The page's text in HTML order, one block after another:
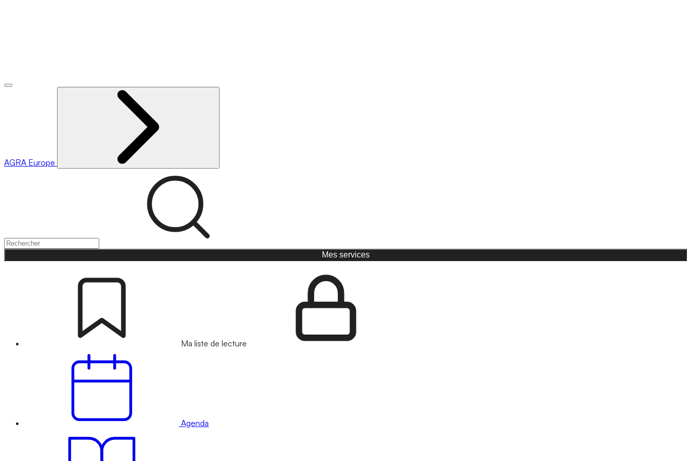
AGRA Europe
Mes services
Ma liste de lecture
Agenda